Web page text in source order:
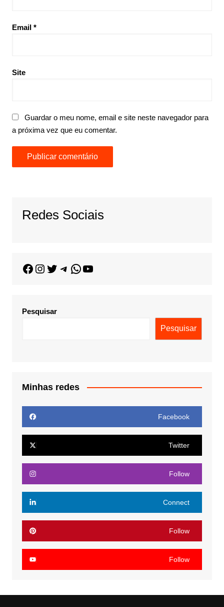
Email *
Site
Guardar o meu nome, email e site neste navegador para
a próxima vez que eu comentar.
Redes Sociais
Pesquisar
Pesquisar
Minhas redes
Facebook
Twitter
Follow
Connect
Follow
Follow